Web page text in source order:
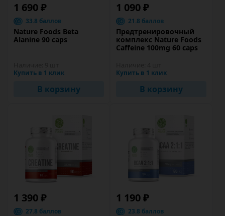
1 690 ₽
33.8 баллов
Nature Foods Beta
Alanine 90 caps
Купить в 1 клик
В корзину
1 090 ₽
21.8 баллов
Предтренировочный
комплекс Nature Foods
Caffeine 100mg 60 caps
Купить в 1 клик
В корзину
1 390 ₽
27.8 баллов
1 190 ₽
23.8 баллов